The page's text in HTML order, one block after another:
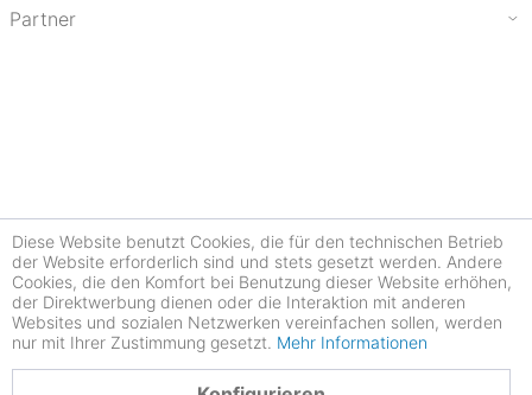
Partner
Diese Website benutzt Cookies, die für den technischen Betrieb
der Website erforderlich sind und stets gesetzt werden. Andere
Cookies, die den Komfort bei Benutzung dieser Website erhöhen,
der Direktwerbung dienen oder die Interaktion mit anderen
Websites und sozialen Netzwerken vereinfachen sollen, werden
nur mit Ihrer Zustimmung gesetzt. Mehr Informationen